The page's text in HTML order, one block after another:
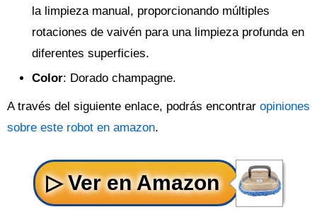
la limpieza manual, proporcionando múltiples
rotaciones de vaivén para una limpieza profunda en
diferentes superficies.
Color: Dorado champagne.
A través del siguiente enlace, podrás encontrar opiniones
sobre este robot en amazon.